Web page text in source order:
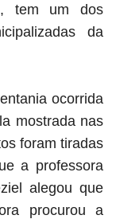
tem um dos
da
ocorrida
mostrada nas
foram tiradas
a professora
alegou que
procurou a